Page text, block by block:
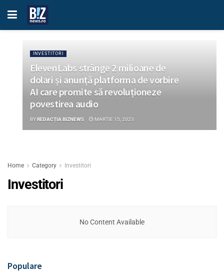
INVESTITORI
ElevenLabs strânge 2 milioane de
dolari și anunță platforma de vorbire
AI care promite să revoluționeze
povestirea audio
BYREDACȚIA BIZNEWS MARTIE 15, 2023
Home Category Investitori
Investitori
No Content Available
Populare